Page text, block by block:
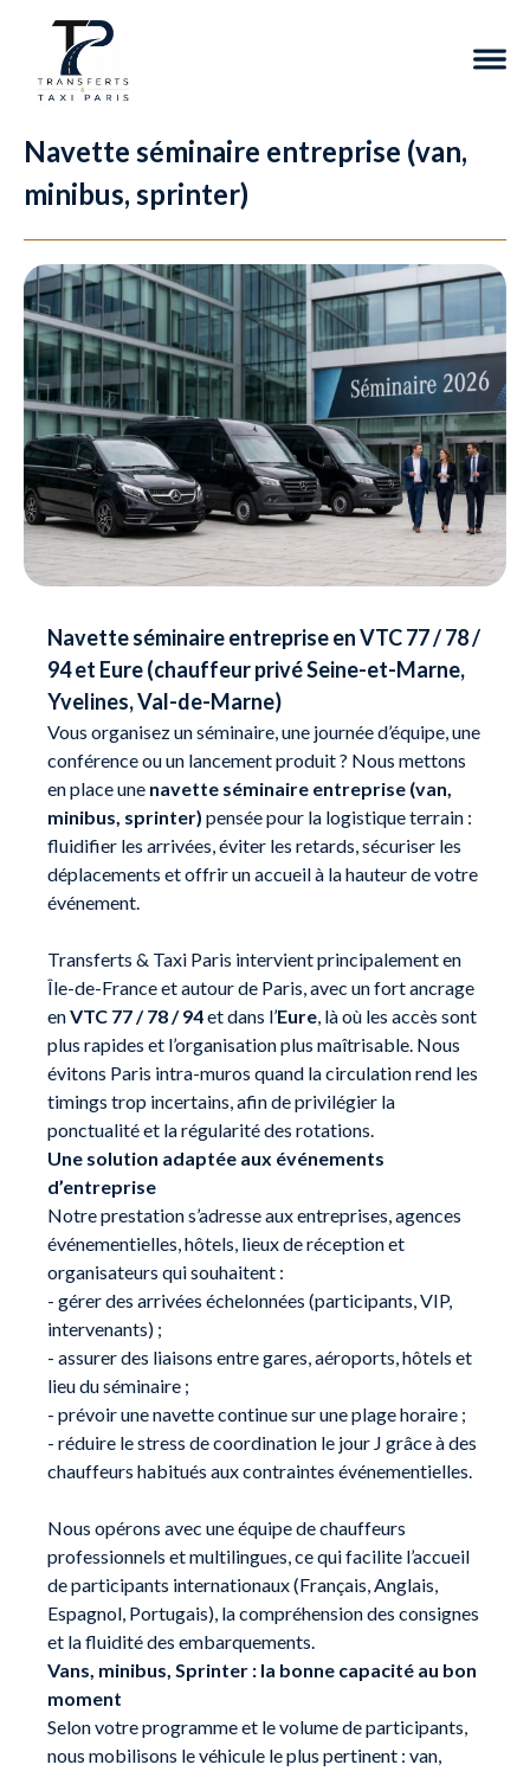
Navette séminaire entreprise (van,
minibus, sprinter)
Navette séminaire entreprise en VTC 77 / 78 /
94 et Eure (chauffeur privé Seine-et-Marne,
Yvelines, Val-de-Marne)
Vous organisez un séminaire, une journée d’équipe, une
conférence ou un lancement produit ? Nous mettons
en place une navette séminaire entreprise (van,
minibus, sprinter) pensée pour la logistique terrain :
fluidifier les arrivées, éviter les retards, sécuriser les
déplacements et offrir un accueil à la hauteur de votre
événement.
Transferts & Taxi Paris intervient principalement en
Île-de-France et autour de Paris, avec un fort ancrage
enVTC 77 / 78 / 94et dans l’Eure, là où les accès sont
plus rapides et l’organisation plus maîtrisable. Nous
évitons Paris intra-muros quand la circulation rend les
timings trop incertains, afin de privilégier la
ponctualité et la régularité des rotations.
Une solution adaptée aux événements
d’entreprise
Notre prestation s’adresse aux entreprises, agences
événementielles, hôtels, lieux de réception et
organisateurs qui souhaitent :
- gérer des arrivées échelonnées (participants, VIP,
intervenants) ;
- assurer des liaisons entre gares, aéroports, hôtels et
lieu du séminaire ;
- prévoir une navette continue sur une plage horaire ;
- réduire le stress de coordination le jour J grâce à des
chauffeurs habitués aux contraintes événementielles.
Nous opérons avec une équipe de chauffeurs
professionnels et multilingues, ce qui facilite l’accueil
de participants internationaux (Français, Anglais,
Espagnol, Portugais), la compréhension des consignes
et la fluidité des embarquements.
Vans, minibus, Sprinter : la bonne capacité au bon
moment
Selon votre programme et le volume de participants,
nous mobilisons le véhicule le plus pertinent : van,